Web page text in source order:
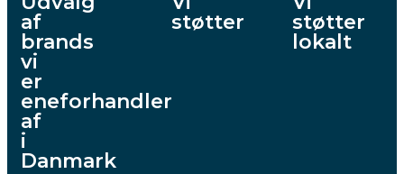
af
brands
vi
er
eneforhandler
af
i
Danmark
støtter
støtter
lokalt